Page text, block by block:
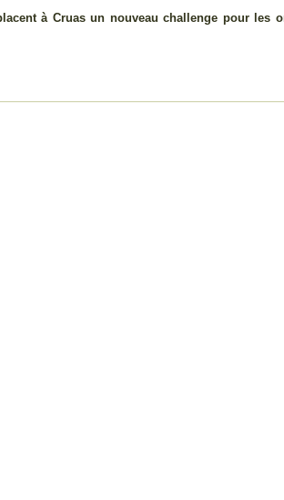
à Cruas un nouveau challenge pour les